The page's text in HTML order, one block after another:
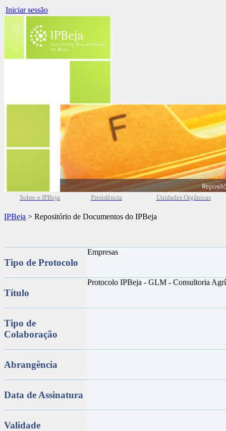
Iniciar sessão
Sobre o IPBeja Presidência Unidades Orgânicas
IPBeja > Repositório de Documentos do IPBeja
Tipo de Protocolo
Empresas
Título
Protocolo IPBeja - GLM - Consultoria
Tipo de
Colaboração
Abrangência
Data de Assinatura
Validade